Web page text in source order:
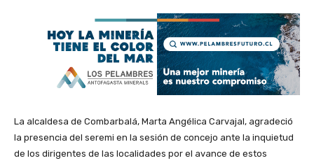
La alcaldesa de Combarbalá, Marta Angélica Carvajal, agradeció
la presencia del seremi en la sesión de concejo ante la inquietud
de los dirigentes de las localidades por el avance de estos